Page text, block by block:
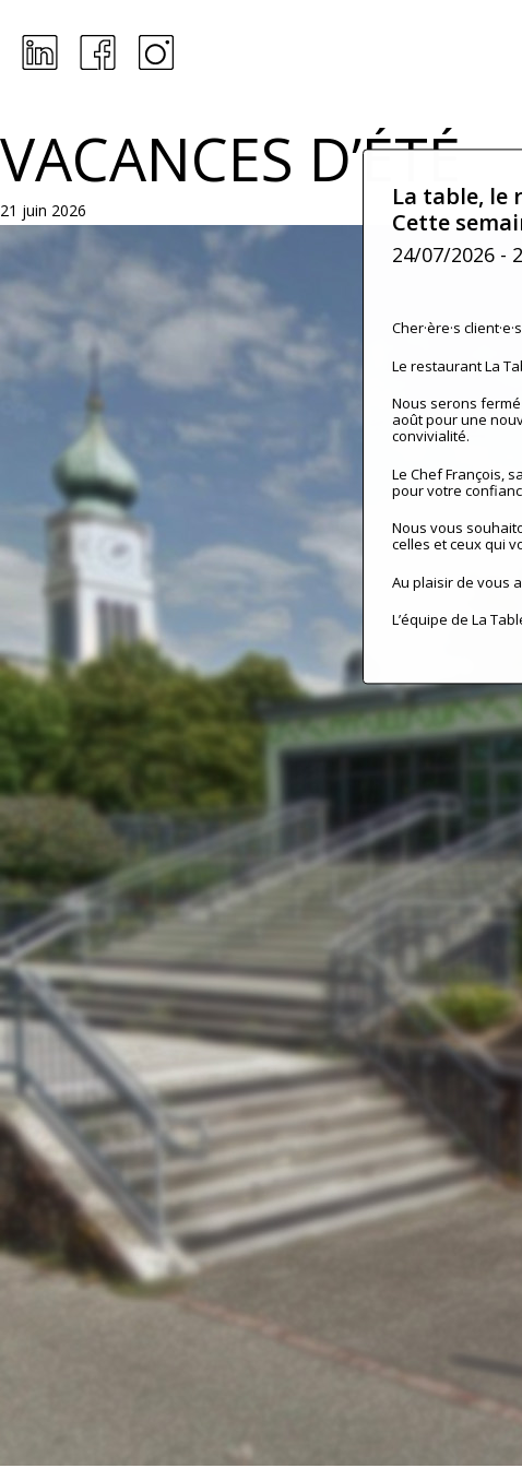
main
La table, le
Cette
24/07/2026 -
Cher·ère·s
Le restaurant La
Nous serons
août pour une
convivialité.
Le Chef François,
pour votre
Nous vous
celles et ceux qui
Au plaisir de vous
L’équipe de La
VACANCES D’ÉTÉ
21 juin 2026